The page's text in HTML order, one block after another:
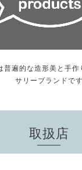
遍的な造形美と手作
サリーブランドです
取扱店